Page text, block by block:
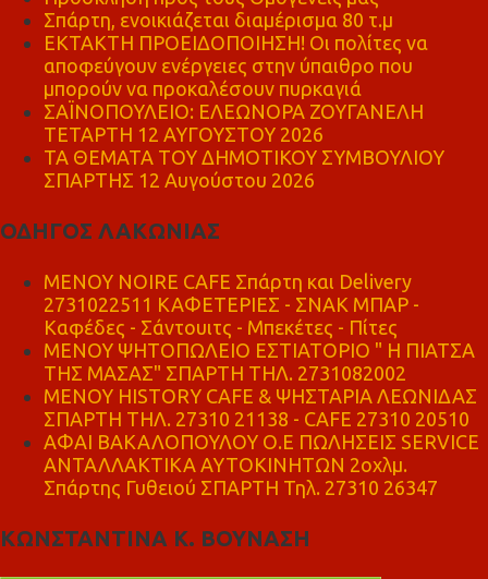
Σπάρτη, ενοικιάζεται διαμέρισμα 80 τ.μ
ΕΚΤΑΚΤΗ ΠΡΟΕΙΔΟΠΟΙΗΣΗ! Οι πολίτες να
αποφεύγουν ενέργειες στην ύπαιθρο που
μπορούν να προκαλέσουν πυρκαγιά
ΣΑΪΝΟΠΟΥΛΕΙΟ: ΕΛΕΩΝΟΡΑ ΖΟΥΓΑΝΕΛΗ
ΤΕΤΑΡΤΗ 12 ΑΥΓΟΥΣΤΟΥ 2026
ΤΑ ΘΕΜΑΤΑ ΤΟΥ ΔΗΜΟΤΙΚΟΥ ΣΥΜΒΟΥΛΙΟΥ
ΣΠΑΡΤΗΣ 12 Αυγούστου 2026
ΟΔΗΓΟΣ ΛΑΚΩΝΙΑΣ
MENOY NOIRE CAFE Σπάρτη και Delivery
2731022511 ΚΑΦΕΤΕΡΙΕΣ - ΣΝΑΚ ΜΠΑΡ -
Καφέδες - Σάντουιτς - Μπεκέτες - Πίτες
ΜΕΝΟΥ ΨΗΤΟΠΩΛΕΙΟ ΕΣΤΙΑΤΟΡΙΟ " Η ΠΙΑΤΣΑ
ΤΗΣ ΜΑΣΑΣ" ΣΠΑΡΤΗ ΤΗΛ. 2731082002
ΜΕΝΟΥ HISTORY CAFE & ΨΗΣΤΑΡΙΑ ΛΕΩΝΙΔΑΣ
ΣΠΑΡΤΗ ΤΗΛ. 27310 21138 - CAFE 27310 20510
ΑΦΑΙ ΒΑΚΑΛΟΠΟΥΛΟΥ Ο.Ε ΠΩΛΗΣΕΙΣ SERVICE
ΑΝΤΑΛΛΑΚΤΙΚΑ ΑΥΤΟΚΙΝΗΤΩΝ 2οχλμ.
Σπάρτης Γυθειού ΣΠΑΡΤΗ Τηλ. 27310 26347
ΚΩΝΣΤΑΝΤΙΝΑ Κ. ΒΟΥΝΑΣΗ